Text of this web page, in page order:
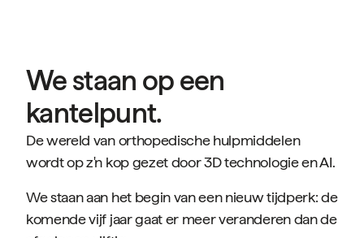
We staan op een
kantelpunt.
De wereld van orthopedische hulpmiddelen
wordt op z'n kop gezet door 3D technologie en AI.
We staan aan het begin van een nieuw tijdperk: de
komende vijf jaar gaat er meer veranderen dan de